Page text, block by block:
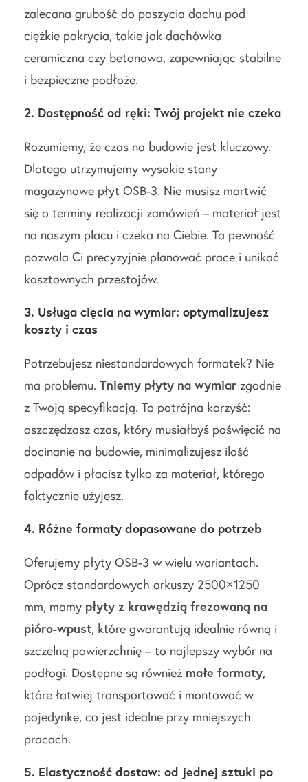
zalecana grubość do poszycia dachu pod
ciężkie pokrycia, takie jak dachówka
ceramiczna czy betonowa, zapewniając stabilne
i bezpieczne podłoże.
2. Dostępność od ręki: Twój projekt nie czeka
Rozumiemy, że czas na budowie jest kluczowy.
Dlatego utrzymujemy wysokie stany
magazynowe płyt OSB-3. Nie musisz martwić
się o terminy realizacji zamówień – materiał jest
na naszym placu i czeka na Ciebie. Ta pewność
pozwala Ci precyzyjnie planować prace i unikać
kosztownych przestojów.
3. Usługa cięcia na wymiar: optymalizujesz
koszty i czas
Potrzebujesz niestandardowych formatek? Nie
ma problemu. Tniemy płyty na wymiar zgodnie
z Twoją specyfikacją. To potrójna korzyść:
oszczędzasz czas, który musiałbyś poświęcić na
docinanie na budowie, minimalizujesz ilość
odpadów i płacisz tylko za materiał, którego
faktycznie użyjesz.
4. Różne formaty dopasowane do potrzeb
Oferujemy płyty OSB-3 w wielu wariantach.
Oprócz standardowych arkuszy 2500×1250
mm, mamy płyty z krawędzią frezowaną na
pióro-wpust, które gwarantują idealnie równą i
szczelną powierzchnię – to najlepszy wybór na
podłogi. Dostępne są również małe formaty,
które łatwiej transportować i montować w
pojedynkę, co jest idealne przy mniejszych
pracach.
5. Elastyczność dostaw: od jednej sztuki po